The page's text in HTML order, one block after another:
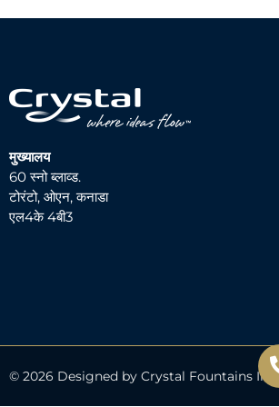
मुख्यालय
60 स्नो ब्लाव्ड.
टोरंटो, ओएन, कनाडा
एल4के 4बी3
© 2026 Designed by Crystal Fountains Inc.